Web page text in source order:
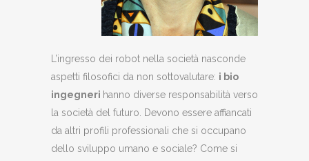
L’ingresso dei robot nella società nasconde
aspetti filosofici da non sottovalutare: i bio
ingegneri hanno diverse responsabilità verso
la società del futuro. Devono essere affiancati
da altri profili professionali che si occupano
dello sviluppo umano e sociale? Come si